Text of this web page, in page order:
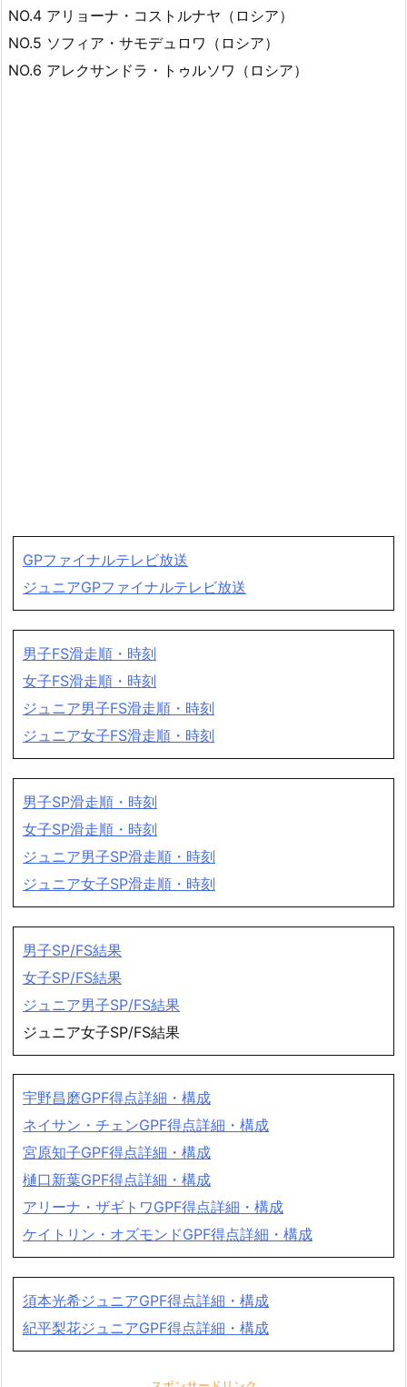
NO.4 アリョーナ・コストルナヤ（ロシア）
NO.5 ソフィア・サモデュロワ（ロシア）
NO.6 アレクサンドラ・トゥルソワ（ロシア）
GPファイナルテレビ放送
ジュニアGPファイナルテレビ放送
男子FS滑走順・時刻
女子FS滑走順・時刻
ジュニア男子FS滑走順・時刻
ジュニア女子FS滑走順・時刻
男子SP滑走順・時刻
女子SP滑走順・時刻
ジュニア男子SP滑走順・時刻
ジュニア女子SP滑走順・時刻
男子SP/FS結果
女子SP/FS結果
ジュニア男子SP/FS結果
ジュニア女子SP/FS結果
宇野昌磨GPF得点詳細・構成
ネイサン・チェンGPF得点詳細・構成
宮原知子GPF得点詳細・構成
樋口新葉GPF得点詳細・構成
アリーナ・ザギトワGPF得点詳細・構成
ケイトリン・オズモンドGPF得点詳細・構成
須本光希ジュニアGPF得点詳細・構成
紀平梨花ジュニアGPF得点詳細・構成